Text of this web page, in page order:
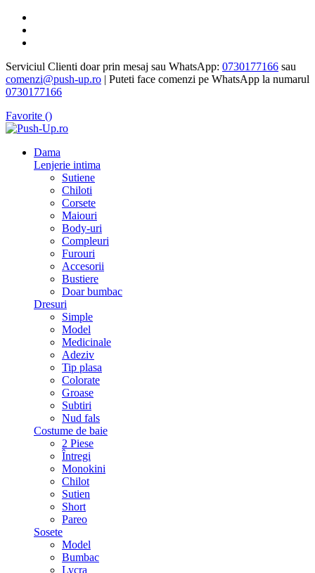
Serviciul Clienti doar prin mesaj sau WhatsApp: 0730177166 sau
comenzi@push-up.ro | Puteti face comenzi pe WhatsApp la numarul
0730177166
Favorite ()
Dama
Lenjerie intima
Sutiene
Chiloti
Corsete
Maiouri
Body-uri
Compleuri
Furouri
Accesorii
Bustiere
Doar bumbac
Dresuri
Simple
Model
Medicinale
Adeziv
Tip plasa
Colorate
Groase
Subtiri
Nud fals
Costume de baie
2 Piese
Întregi
Monokini
Chilot
Sutien
Short
Pareo
Sosete
Model
Bumbac
Lycra